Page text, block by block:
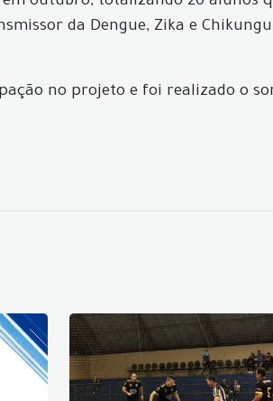
da Dengue, Zika e
no projeto e foi realizado o